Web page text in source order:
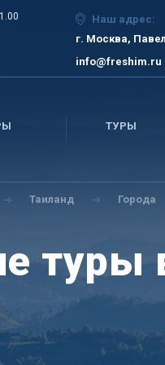
Наш адрес:
г. Москва,
info@freshim.ru
ТУРЫ
Таиланд Города
туры